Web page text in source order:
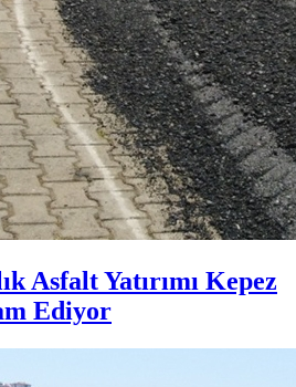
Asfalt Yatırımı Kepez
Ediyor